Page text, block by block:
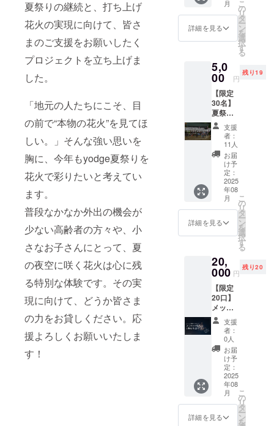
夏祭りの継続と、打ち上げ
花火の実現に向けて、皆さ
まのご支援をお願いしたく
プロジェクトを立ち上げま
した。
「地元の人たちにこそ、目
の前で“本物の花火”を見てほ
しい。」そんな強い思いを
胸に、今年もyodge夏祭りを
花火で彩りたいと考えてい
ます。
普段なかなか外出の機会が
少ない高齢者の方々や、小
さなお子さんにとって、夏
の夜空に咲く花火は心に残
る特別な体験です。その実
現に向けて、どうか皆さま
の力をお貸しください。応
援よろしくお願いいたしま
す！
謝の
メール
をさせ
ていた
だきま
月
詳細を見る
こ
の
リ
タ
ー
ン
を
選
択
す
る
5,0
00 円
残り19
【限定
30名】
夏祭り
当日使
える
フード
チケッ
（5,000
円分）
夏祭り
当日、
yodge
ブース
にてご
利用い
る5,000
円分
（500円
×10枚）
のフー
ドチ
ケット
です
（発送
はござ
いませ
ん）。
当日は
ご支援
者さま
とお会
いでき
支援
者：
11人
お届
け予
定：
2025
年08
月
詳細を見る
こ
の
リ
タ
ー
ン
を
選
択
す
る
20,
000 円
残り20
【限定
20口】
メッ
セージ
花火
（小）
あなた
の想い
を夜空
に届け
る特別
なリ
ターン
です。
支援
者：
0人
お届
け予
定：
2025
年08
月
詳細を見る
こ
の
リ
タ
ー
ン
を